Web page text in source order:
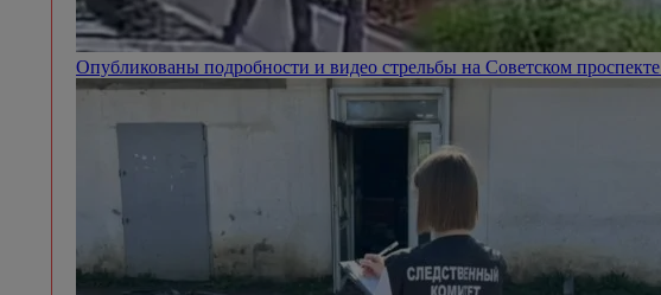
Опубликованы подробности и видео стрельбы на Советском проспекте